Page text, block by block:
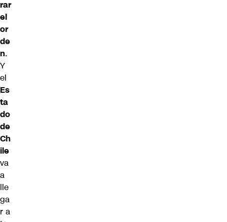
rar
el
or
de
n.
Y
el
Es
ta
do
de
Ch
ile
va
a
lle
ga
r a